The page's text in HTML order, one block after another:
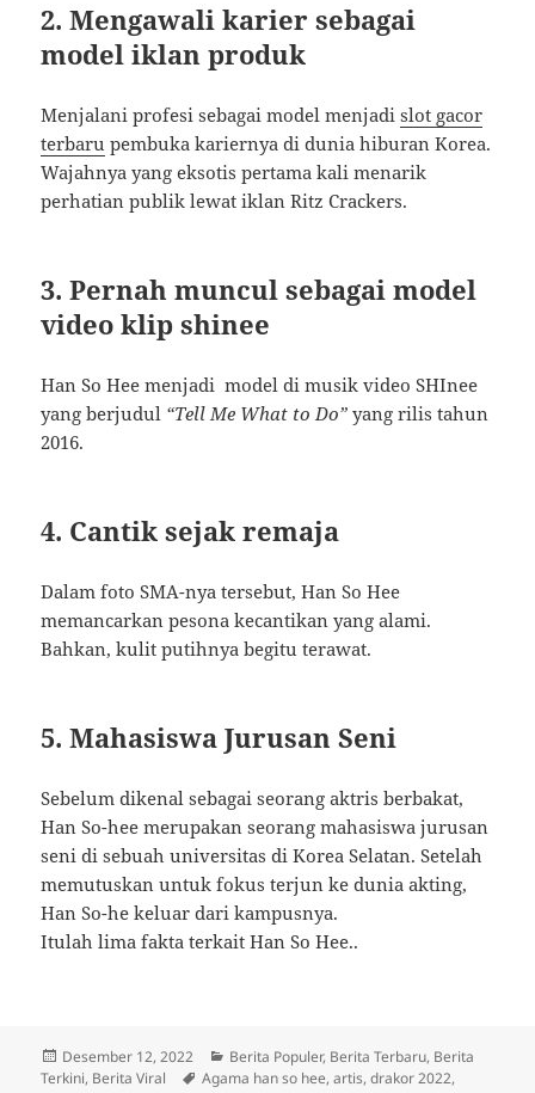
2. Mengawali karier sebagai
model iklan produk
Menjalani profesi sebagai model menjadislot gacor
terbaru pembuka kariernya di dunia hiburan Korea.
Wajahnya yang eksotis pertama kali menarik
perhatian publik lewat iklan Ritz Crackers.
3. Pernah muncul sebagai model
video klip shinee
Han So Hee menjadi model di musik video SHInee
yang berjudul “Tell Me What to Do” yang rilis tahun
2016.
4. Cantik sejak remaja
Dalam foto SMA-nya tersebut, Han So Hee
memancarkan pesona kecantikan yang alami.
Bahkan, kulit putihnya begitu terawat.
5. Mahasiswa Jurusan Seni
Sebelum dikenal sebagai seorang aktris berbakat,
Han So-hee merupakan seorang mahasiswa jurusan
seni di sebuah universitas di Korea Selatan. Setelah
memutuskan untuk fokus terjun ke dunia akting,
Han So-he keluar dari kampusnya.
Itulah lima fakta terkait Han So Hee..
Diposkan
pada
Desember 12, 2022 Kategori
Berita Populer, Berita Terbaru, Berita
Terkini, Berita Viral Tag
Agama han so hee,artis,drakor 2022,